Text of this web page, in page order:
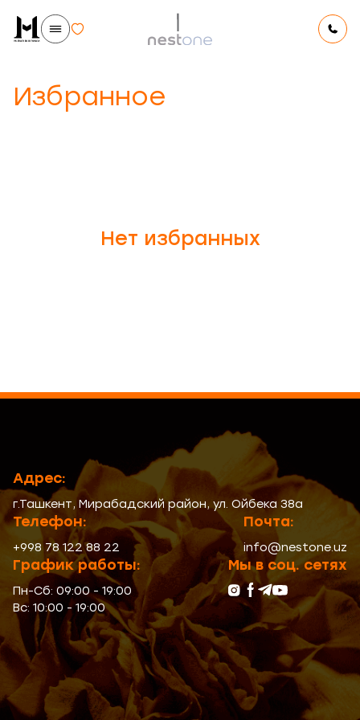
Избранное
Нет избранных
Адрес:
г.Ташкент, Мирабадский район, ул. Ойбека 38а
Телeфон:
+998 78 122 88 22
Почта:
info@nestone.uz
График работы:
Пн-Сб: 09:00 - 19:00
Вс: 10:00 - 19:00
Мы в соц. сетях